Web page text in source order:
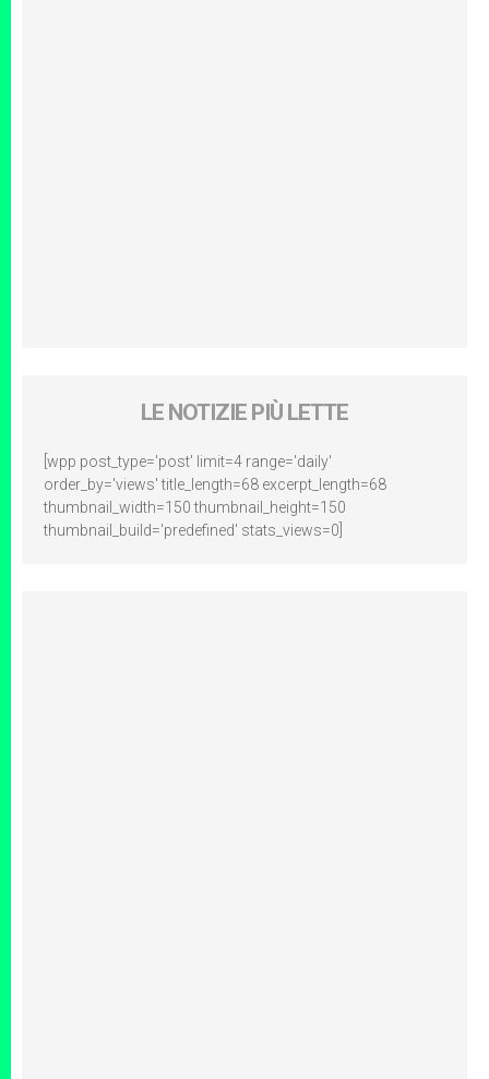
LE NOTIZIE PIÙ LETTE
[wpp post_type='post' limit=4 range='daily'
order_by='views' title_length=68 excerpt_length=68
thumbnail_width=150 thumbnail_height=150
thumbnail_build='predefined' stats_views=0]